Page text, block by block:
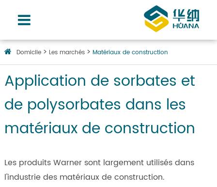
Domicile Les marchés Matériaux de construction
Application de sorbates et
de polysorbates dans les
matériaux de construction
Les produits Warner sont largement utilisés dans
l'industrie des matériaux de construction.